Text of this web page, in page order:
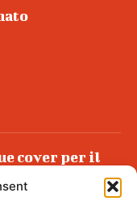
cover per il